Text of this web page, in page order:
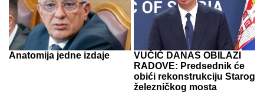
Anatomija jedne izdaje
VUČIĆ DANAS OBILAZI
RADOVE: Predsednik će
obići rekonstrukciju Starog
železničkog mosta